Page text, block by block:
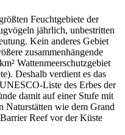
Feuchtgebiete der
jährlich, unbestritten
Kein anderes Gebiet
zusammenhängende
Wattenmeerschutzgebiet
Deshalb verdient es das
Liste des Erbes der
damit auf einer Stufe mit
Naturstätten wie dem Grand
Reef vor der Küste